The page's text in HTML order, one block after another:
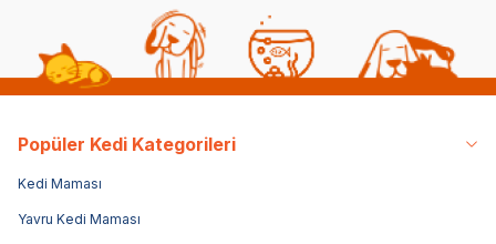
Popüler Kedi Kategorileri
Kedi Maması
Yavru Kedi Maması